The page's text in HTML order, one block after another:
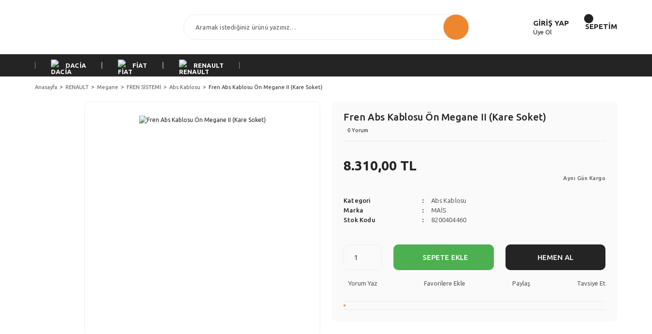
GİRİŞ YAP
Üye Ol
SEPETİM
DACİA FİAT RENAULT
Anasayfa RENAULT Megane FREN SİSTEMİ Abs Kablosu Fren Abs Kablosu Ön Megane II (Kare Soket)
Fren Abs Kablosu Ön Megane II (Kare Soket)
0 Yorum
8.310,00 TL
Aynı Gün Kargo
Kategori
Abs Kablosu
Marka
MAİS
Stok Kodu
8200404460
SEPETE EKLE HEMEN AL
Yorum Yaz Paylaş Tavsiye Et